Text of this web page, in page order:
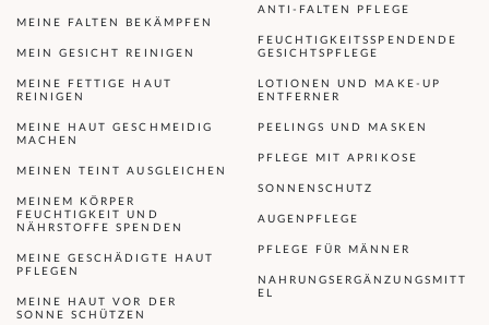
MEINE FALTEN BEKÄMPFEN
MEIN GESICHT REINIGEN
MEINE FETTIGE HAUT
REINIGEN
MEINE HAUT GESCHMEIDIG
MACHEN
MEINEN TEINT AUSGLEICHEN
MEINEM KÖRPER
FEUCHTIGKEIT UND
NÄHRSTOFFE SPENDEN
MEINE GESCHÄDIGTE HAUT
PFLEGEN
MEINE HAUT VOR DER
SONNE SCHÜTZEN
ANTI-FALTEN PFLEGE
FEUCHTIGKEITSSPENDENDE
GESICHTSPFLEGE
LOTIONEN UND MAKE-UP
ENTFERNER
PEELINGS UND MASKEN
PFLEGE MIT APRIKOSE
SONNENSCHUTZ
AUGENPFLEGE
PFLEGE FÜR MÄNNER
NAHRUNGSERGÄNZUNGSMITT
EL